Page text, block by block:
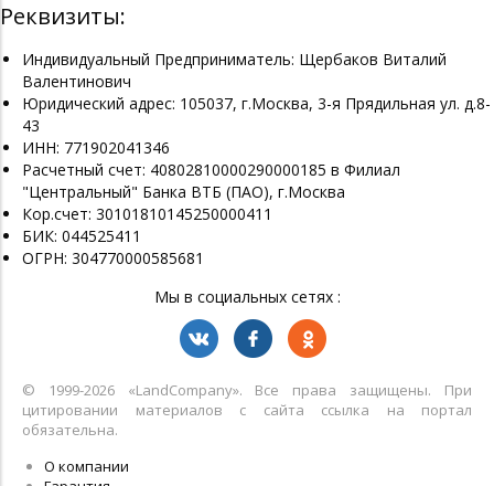
Реквизиты:
Индивидуальный Предприниматель: Щербаков Виталий
Валентинович
Юридический адрес: 105037, г.Москва, 3-я Прядильная ул. д.8-
43
ИНН: 771902041346
Расчетный счет: 40802810000290000185 в Филиал
"Центральный" Банка ВТБ (ПАО), г.Москва
Кор.счет: 30101810145250000411
БИК: 044525411
ОГРН: 304770000585681
Мы в социальных сетях :
© 1999-2026 «LandСompany». Все права защищены. При
цитировании материалов с сайта ссылка на портал
обязательна.
О компании